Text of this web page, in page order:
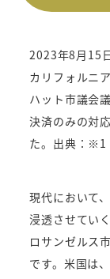
2023年8月15
カリフォルニ
ハット市議会
決済のみの対
た。出典：※1
現代において
浸透させてい
ロサンゼルス
です。米国は